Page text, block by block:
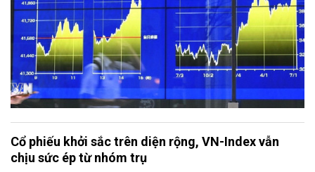
Cổ phiếu khởi sắc trên diện rộng, VN-Index vẫn
chịu sức ép từ nhóm trụ